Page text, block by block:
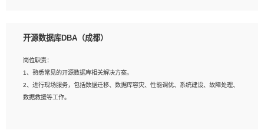
1、专科及以上学历，三年以上工作经验，计算机等相关专业；
3、熟悉常见操作系统、存储、网络、 IO 等相关原理；
4、具有迁移工具实操经验，具备P2V、V2V迁移能力；
5、熟练华为、VMware虚拟化、云计算及云存储技术；
6、熟悉主流数据库、应用服务器、中间件部署架构和运维方法；
开源数据库DBA（成都）
岗位职责：
1、熟悉常见的开源数据库相关解决方案。
2、进行现场服务，包括数据迁移、数据库容灾、性能调优、系统建设、故障处理、
数据救援等工作。